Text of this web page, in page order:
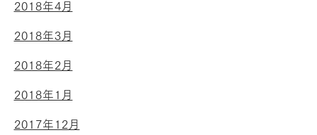
2018年4月
2018年3月
2018年2月
2018年1月
2017年12月